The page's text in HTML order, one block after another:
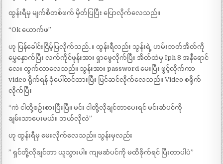
ထွန်းရီမှ မျက်စိတစ်ဖက် မှိတ်ပြပြီး ပြောလိုက်လေသည်။
“Ok ယောက်ဖ”
ဟု ပြန်ခေါင်းငြိမ့်ပြလိုက်သည်..။ ထွန်းရီလည်း သွန်းရဲ့ ဟမ်းဘတ်အိတ်ကို
မွှေနှောက်ပြီး လက်ကိုင်ဖုန်းအား ရှာဖွေလိုက်ပြီး အိတ်ထဲမှ Iph 8 အနီရောင်
လေး ထွက်လာလေသည်။ သွန်းအား password မေးပြီး ဖွင့်လိုက်ကာ
video ရိုက်ရန် ခုံပေါ်တင်ထားပြီး ပြင်ဆင်လိုက်လေသည်။ Video စရိုက်
လိုက်ပြီး
“ကဲ ငါတို့စဥ်းစားပြီးပြီ။ မင်း ငါတို့လိုချင်တာပေးရင် မင်းဆံပင်ကို
ချမ်းသာပေးမယ်။ ဘယ်လိုလဲ”
ဟု ထွန်းရီမှ မေးလိုက်လေသည်။ သွန်းမှလည်း
” ရှင်တို့လိုချင်တာ ယူသွားပါ။ ကျမဆံပင်ကို မထိခိုက်ရင် ပြီးတာပါပဲ”